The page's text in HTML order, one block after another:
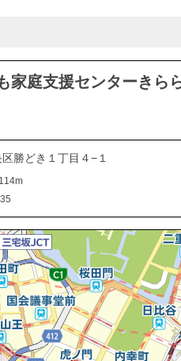
庭支援センターきら
勝どき１丁目４−１